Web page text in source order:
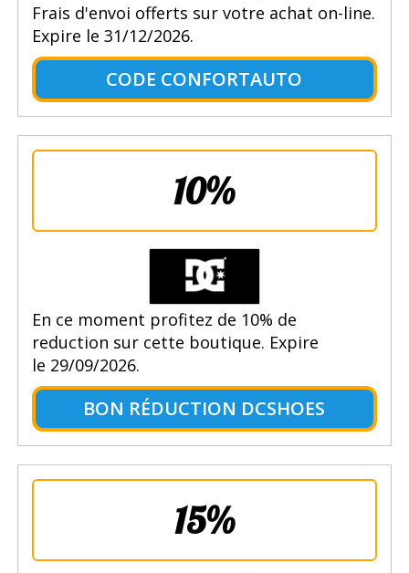
Frais d'envoi offerts sur votre achat on-line.
Expire le 31/12/2026.
CODE CONFORTAUTO
10%
En ce moment profitez de 10% de
reduction sur cette boutique. Expire
le 29/09/2026.
BON RÉDUCTION DCSHOES
15%